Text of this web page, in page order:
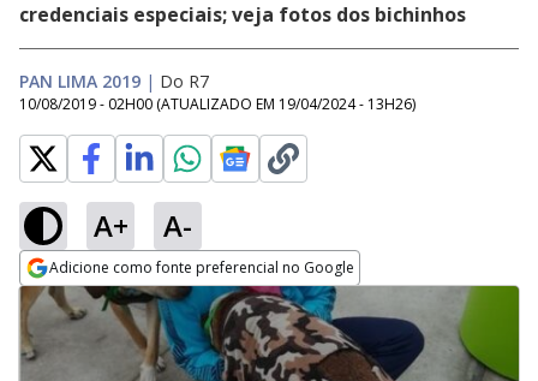
credenciais especiais; veja fotos dos bichinhos
PAN LIMA 2019 | Do R7
10/08/2019 - 02H00 (ATUALIZADO EM 19/04/2024 - 13H26)
A+ A-
Adicione como fonte preferencial no Google
Opens in new window